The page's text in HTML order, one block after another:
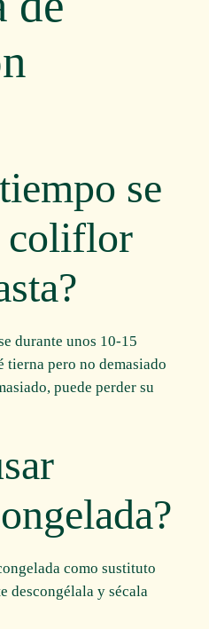
se
coliflor
durante unos 10-15
tierna pero no demasiado
puede perder su
como sustituto
descongélala y sécala